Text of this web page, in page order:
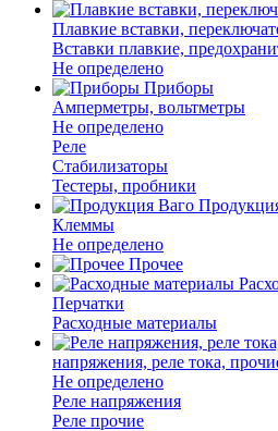
Плавкие вставки,
Вставки плавкие,
Не определено
Приборы
Амперметры, вольтметры
Не определено
Реле
Стабилизаторы
Тестеры, пробники
Клеммы
Не определено
Прочее
Перчатки
Расходные материалы
напряжения, реле тока,
Не определено
Реле напряжения
Реле прочие